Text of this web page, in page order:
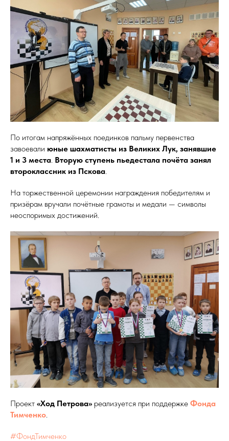
По итогам напряжённых поединков пальму первенства
завоевали юные шахматисты из Великих Лук, занявшие
1 и 3 места. Вторую ступень пьедестала почёта занял
второклассник из Пскова.
На торжественной церемонии награждения победителям и
призёрам вручали почётные грамоты и медали — символы
неоспоримых достижений.
Проект «Ход Петрова» реализуется при поддержке Фонда
Тимченко.
#ФондТимченко